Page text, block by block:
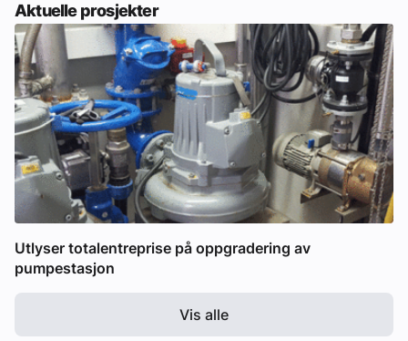
Aktuelle prosjekter
Utlyser totalentreprise på oppgradering av
pumpestasjon
Vis alle